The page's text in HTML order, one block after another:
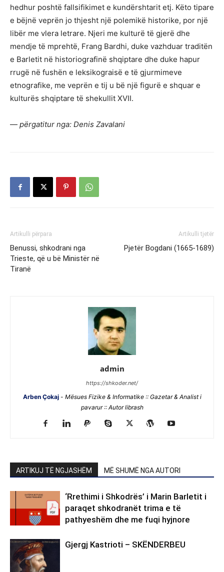
hedhur poshtë fallsifikimet e kundërshtarit etj. Këto tipare
e bëjnë veprën jo thjesht një polemikë historike, por një
libër me vlera letrare. Njeri me kulturë të gjerë dhe
mendje të mprehtë, Frang Bardhi, duke vazhduar traditën
e Barletit në historiografinë shqiptare dhe duke hapur
rrugë në fushën e leksikograisë e të gjurmimeve
etnografike, me veprën e tij u bë një figurë e shquar e
kulturës shqiptare të shekullit XVII.
— përgatitur nga: Denis Zavalani
Artikulli përpara
Benussi, shkodrani nga
Trieste, që u bë Ministër në
Tiranë
Artikulli tjetër
Pjetër Bogdani (1665-1689)
admin
https://shkoder.net/
Arben Çokaj- Mësues Fizike & Informatike :: Gazetar & Analist i
pavarur :: Autor librash
ARTIKUJ TË NGJASHËM MË SHUMË NGA AUTORI
‘Rrethimi i Shkodrës’ i Marin Barletit i
paraqet shkodranët trima e të
pathyeshëm dhe me fuqi hyjnore
Gjergj Kastrioti – SKËNDERBEU